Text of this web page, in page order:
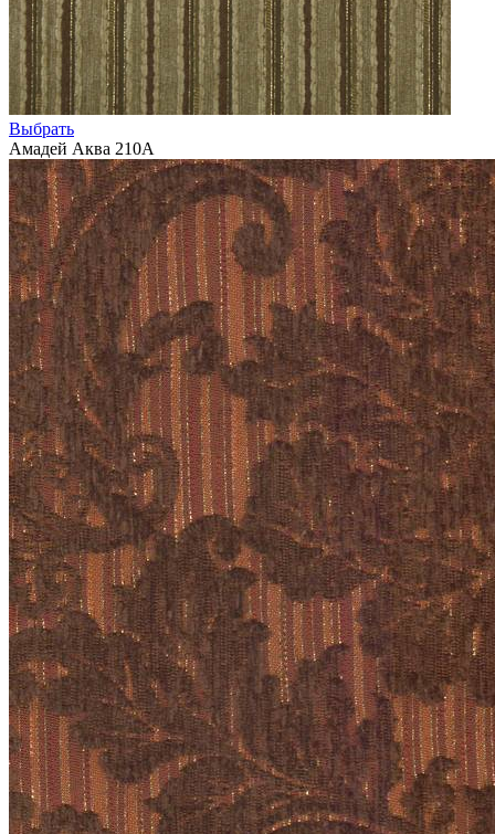
Выбрать
Амадей Аква 210А